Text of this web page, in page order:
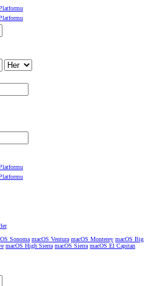
Sonoma macOS Ventura macOS Monterey macOS Big
macOS High Sierra macOS Sierra macOS El Capitan